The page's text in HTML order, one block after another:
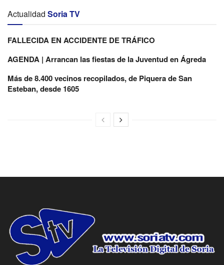
Actualidad Soria TV
FALLECIDA EN ACCIDENTE DE TRÁFICO
AGENDA | Arrancan las fiestas de la Juventud en Ágreda
Más de 8.400 vecinos recopilados, de Piquera de San
Esteban, desde 1605